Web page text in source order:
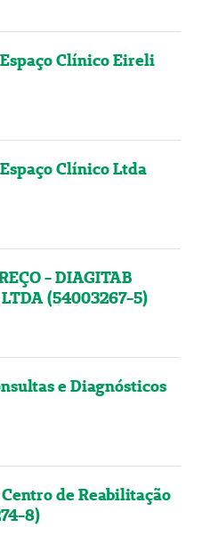
Clínico Eireli
Clínico Ltda
- DIAGITAB
(54003267-5)
e Diagnósticos
de Reabilitação
8)